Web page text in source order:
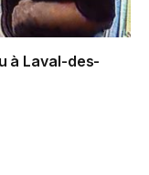
à Laval-des-